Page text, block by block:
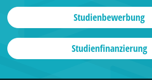
Studienbewerbung
Studienfinanzierung